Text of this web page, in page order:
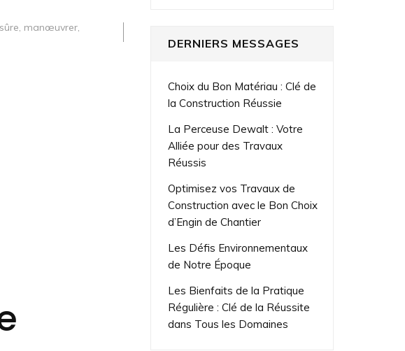
, manœuvrer,
DERNIERS MESSAGES
Choix du Bon Matériau : Clé de
la Construction Réussie
La Perceuse Dewalt : Votre
Alliée pour des Travaux
Réussis
Optimisez vos Travaux de
Construction avec le Bon Choix
d’Engin de Chantier
Les Défis Environnementaux
de Notre Époque
Les Bienfaits de la Pratique
Régulière : Clé de la Réussite
dans Tous les Domaines